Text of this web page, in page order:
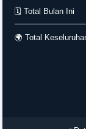
🗓️ Total Bulan Ini
🌍 Total